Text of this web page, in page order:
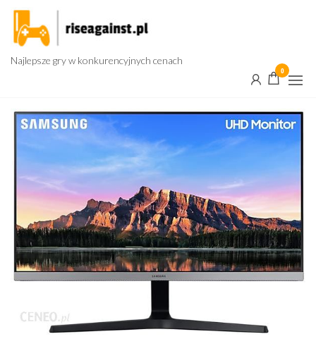
Przejdź
treści
Najlepsze gry w konkurencyjnych cenach
0